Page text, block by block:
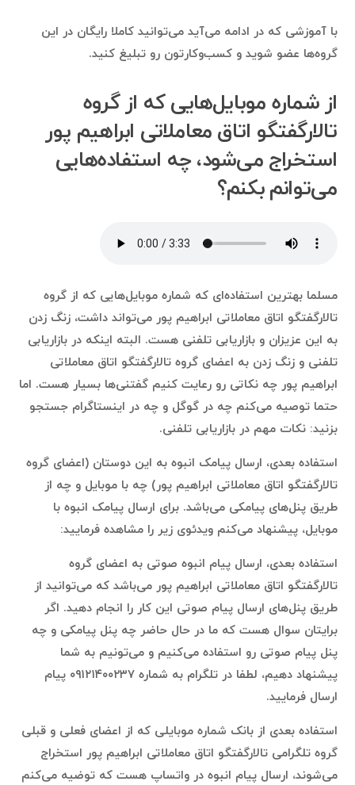
با آموزشی که در ادامه می‌آید می‌توانید کاملا رایگان در این
گروه‌ها عضو شوید و کسب‌وکارتون رو تبلیغ کنید.
از شماره موبایل‌هایی که از گروه
تالارگفتگو اتاق معاملاتی ابراهیم پور
استخراج می‌شود، چه استفاده‌هایی
می‌توانم بکنم؟
مسلما بهترین استفاده‌ای که شماره موبایل‌هایی که از گروه
تالارگفتگو اتاق معاملاتی ابراهیم پور می‌تواند داشت، زنگ زدن
به این عزیزان و بازاریابی تلفنی هست. البته اینکه در بازاریابی
تلفنی و زنگ زدن به اعضای گروه تالارگفتگو اتاق معاملاتی
ابراهیم پور چه نکاتی رو رعایت کنیم گفتنی‌ها بسیار هست. اما
حتما توصیه می‌کنم چه در گوگل و چه در اینستاگرام جستجو
بزنید: نکات مهم در بازاریابی تلفنی.
استفاده بعدی، ارسال پیامک انبوه به این دوستان (اعضای گروه
تالارگفتگو اتاق معاملاتی ابراهیم پور) چه با موبایل و چه از
طریق پنل‌های پیامکی می‌باشد. برای ارسال پیامک انبوه با
موبایل، پیشنهاد می‌کنم ویدئوی زیر را مشاهده فرمایید:
استفاده بعدی، ارسال پیام انبوه صوتی به اعضای گروه
تالارگفتگو اتاق معاملاتی ابراهیم پور می‌باشد که می‌توانید از
طریق پنل‌های ارسال پیام صوتی این کار را انجام دهید. اگر
برایتان سوال هست که ما در حال حاضر چه پنل پیامکی و چه
پنل پیام صوتی رو استفاده می‌کنیم و می‌تونیم به شما
پیشنهاد دهیم، لطفا در تلگرام به شماره ۰۹۱۲۱۴۰۰۲۳۷ پیام
ارسال فرمایید.
استفاده بعدی از بانک شماره موبایلی که از اعضای فعلی و قبلی
گروه تلگرامی تالارگفتگو اتاق معاملاتی ابراهیم پور استخراج
می‌شوند، ارسال پیام انبوه در واتساپ هست که توضیه می‌کنم